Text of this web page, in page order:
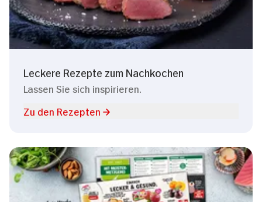
Leckere Rezepte zum Nachkochen
Lassen Sie sich inspirieren.
Zu den Rezepten